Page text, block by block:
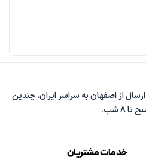
تلفن پشتیبانی: 09364368365 | ارسال از اصفهان به سراسر ایران، چندین
خدمات مشتریان